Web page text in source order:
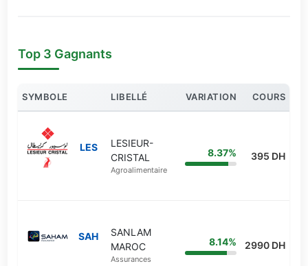
Top 3 Gagnants
SYMBOLE LIBELLÉ VARIATION COURS
LES
LESIEUR-
CRISTAL
Agroalimentaire
8.37% 395 DH
SAH
SANLAM
MAROC
Assurances
8.14% 2990 DH